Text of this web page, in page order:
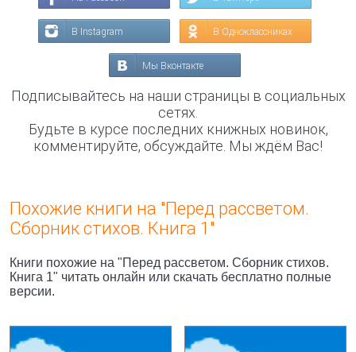
В Instagram В Одноклассниках
Мы Вконтакте
Подписывайтесь на наши страницы в социальных
сетях.
Будьте в курсе последних книжных новинок,
комментируйте, обсуждайте. Мы ждём Вас!
Похожие книги на "Перед рассветом.
Сборник стихов. Книга 1"
Книги похожие на "Перед рассветом. Сборник стихов.
Книга 1" читать онлайн или скачать бесплатно полные
версии.